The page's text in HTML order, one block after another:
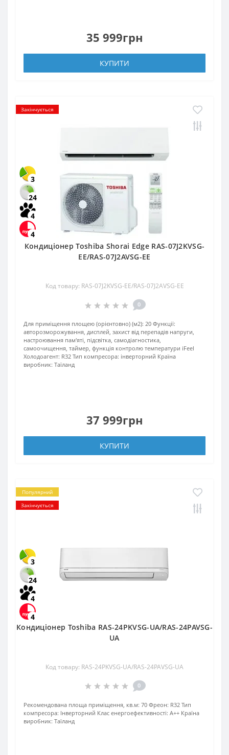
35 999грн
КУПИТИ
Закінчується
3
24
4
4
Кондиціонер Toshiba Shorai Edge RAS-07J2KVSG-
EE/RAS-07J2AVSG-EE
Код товару: RAS-07J2KVSG-EE/RAS-07J2AVSG-EE
0
Для приміщення площею (орієнтовно) (м2): 20 Функції:
авторозморожування, дисплей, захист від перепадів напруги,
настроювання пам'яті, підсвітка, самодіагностика,
самоочищення, таймер, функція контролю температури iFeel
Xолодоагент: R32 Тип компресора: інверторний Країна
виробник: Таїланд
37 999грн
КУПИТИ
Популярний
Закінчується
3
24
4
4
Кондиціонер Toshiba RAS-24PKVSG-UA/RAS-24PAVSG-
UA
Код товару: RAS-24PKVSG-UA/RAS-24PAVSG-UA
0
Рекомендована площа приміщення, кв.м: 70 Фреон: R32 Тип
компресора: Інверторний Клас енергоефективності: A++ Країна
виробник: Таїланд